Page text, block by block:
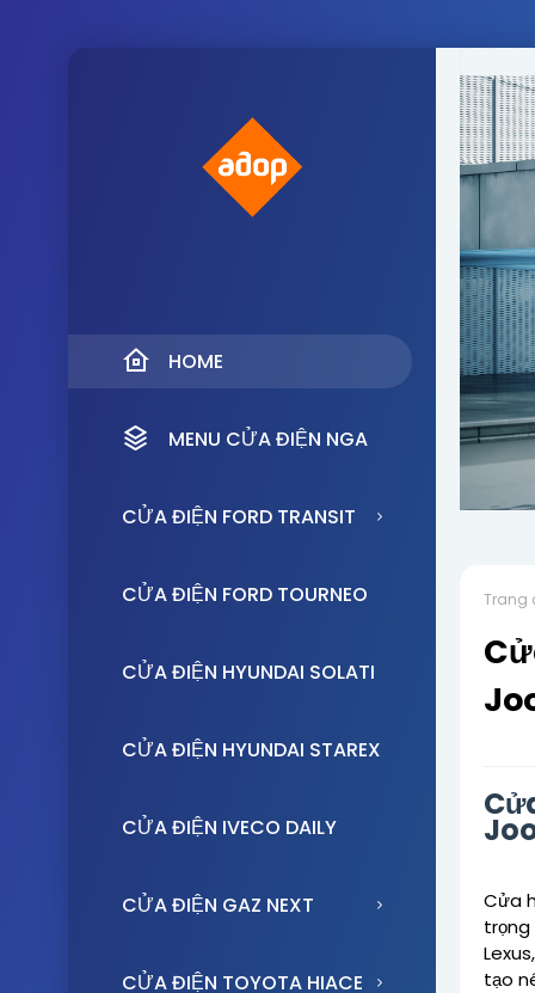
HOME
MENU CỬA ĐIỆN NGA
CỬA ĐIỆN FORD TRANSIT
CỬA ĐIỆN FORD TOURNEO
CỬA ĐIỆN HYUNDAI SOLATI
CỬA ĐIỆN HYUNDAI STAREX
CỬA ĐIỆN IVECO DAILY
CỬA ĐIỆN GAZ NEXT
CỬA ĐIỆN TOYOTA HIACE
Trang
Cửa
tạo